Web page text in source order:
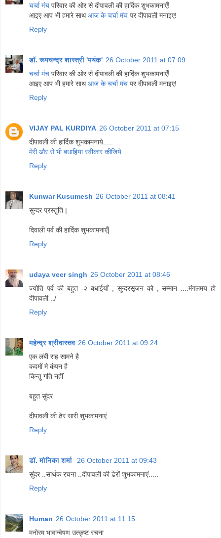
चर्चा मंच परिवार की ओर से दीपावली की हार्दिक शुभकामनाएँ!
आइए आप भी हमारे साथआज के चर्चा मंच पर दीपावली मनाइए!
Reply
डॉ. रूपचन्द्र शास्त्री 'मयंक' 26 October 2011 at 07:09
चर्चा मंच परिवार की ओर से दीपावली की हार्दिक शुभकामनाएँ!
आइए आप भी हमारे साथआज के चर्चा मंच पर दीपावली मनाइए!
Reply
VIJAY PAL KURDIYA 26 October 2011 at 07:15
दीपावली की हार्दिक शुभकामनाये.....
मेरी और से भी बधाहिया स्वीकार कीजिये
Reply
Kunwar Kusumesh 26 October 2011 at 08:41
सुन्दर प्रस्तुति |
दिवाली पर्व की हार्दिक शुभकामनाएँ|
Reply
udaya veer singh 26 October 2011 at 08:46
ज्योति पर्व की बहुत -२ बधाईयाँ , सुन्दरसृजन को , सम्मान ....मंगलमय हो
दीपावली ../
Reply
महेन्द्र श्रीवास्तव 26 October 2011 at 09:24
एक लंबी राह सामने है
कदमों मे कंपन है
किन्तु गति नहीं
बहुत सुंदर
दीपावली की ढेर सारी शुभकामनाएं
Reply
डॉ. मोनिका शर्मा
26 October 2011 at 09:43
सुंदर ..सार्थक रचना ..दीपावली की ढेरों शुभकामनाएं.....
Reply
Human 26 October 2011 at 11:15
मनोरम भावान्वेषण उत्कृष्ट रचना